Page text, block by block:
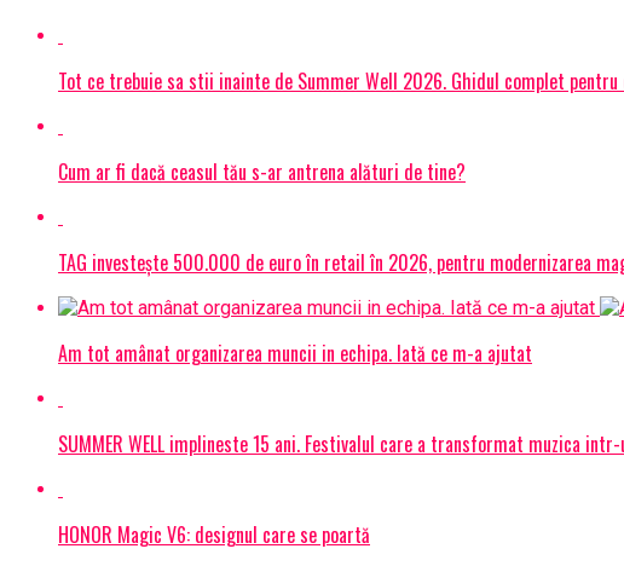
Tot ce trebuie sa stii inainte de Summer Well 2026. Ghidul complet
Cum ar fi dacă ceasul tău s-ar antrena alături de tine?
TAG investește 500.000 de euro în retail în 2026, pentru modernizarea
Am tot amânat organizarea muncii in echipa. Iată ce m-a ajutat
SUMMER WELL implineste 15 ani. Festivalul care a transformat muzica
HONOR Magic V6: designul care se poartă